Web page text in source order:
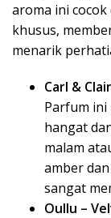
aroma ini
khusus,
menarik
Carl &
Parfum
hangat
malam
amber
sangat
Oullu –